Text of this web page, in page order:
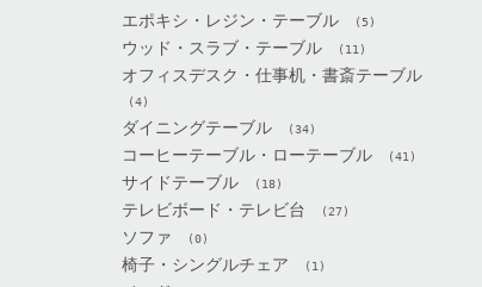
エポキシ・レジン・テーブル (5)
ウッド・スラブ・テーブル (11)
オフィスデスク・仕事机・書斎テーブル
(4)
ダイニングテーブル (34)
コーヒーテーブル・ローテーブル (41)
サイドテーブル (18)
テレビボード・テレビ台 (27)
ソファ (0)
椅子・シングルチェア (1)